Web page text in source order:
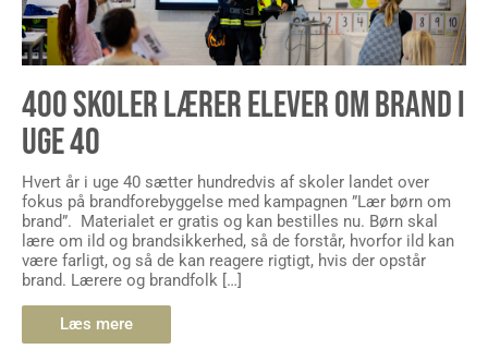
400 SKOLER LÆRER ELEVER OM BRAND I
UGE 40
Hvert år i uge 40 sætter hundredvis af skoler landet over
fokus på brandforebyggelse med kampagnen ”Lær børn om
brand”. Materialet er gratis og kan bestilles nu. Børn skal
lære om ild og brandsikkerhed, så de forstår, hvorfor ild kan
være farligt, og så de kan reagere rigtigt, hvis der opstår
brand. Lærere og brandfolk […]
Læs mere